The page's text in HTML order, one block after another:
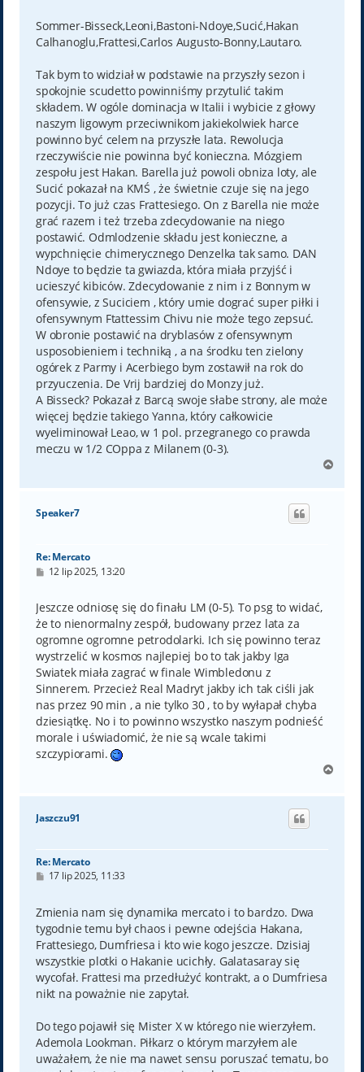
t
Sommer-Bisseck,Leoni,Bastoni-Ndoye,Sucić,Hakan
Calhanoglu,Frattesi,Carlos Augusto-Bonny,Lautaro.
Tak bym to widział w podstawie na przyszły sezon i
spokojnie scudetto powinniśmy przytulić takim
składem. W ogóle dominacja w Italii i wybicie z głowy
naszym ligowym przeciwnikom jakiekolwiek harce
powinno być celem na przyszłe lata. Rewolucja
rzeczywiście nie powinna być konieczna. Mózgiem
zespołu jest Hakan. Barella już powoli obniza loty, ale
Sucić pokazał na KMŚ , że świetnie czuje się na jego
pozycji. To już czas Frattesiego. On z Barella nie może
grać razem i też trzeba zdecydowanie na niego
postawić. Odmlodzenie składu jest konieczne, a
wypchnięcie chimerycznego Denzelka tak samo. DAN
Ndoye to będzie ta gwiazda, która miała przyjść i
ucieszyć kibiców. Zdecydowanie z nim i z Bonnym w
ofensywie, z Suciciem , który umie dograć super piłki i
ofensywnym Ftattessim Chivu nie może tego zepsuć.
W obronie postawić na dryblasów z ofensywnym
usposobieniem i techniką , a na środku ten zielony
ogórek z Parmy i Acerbiego bym zostawił na rok do
przyuczenia. De Vrij bardziej do Monzy już.
A Bisseck? Pokazał z Barcą swoje słabe strony, ale może
więcej będzie takiego Yanna, który całkowicie
wyeliminował Leao, w 1 pol. przegranego co prawda
meczu w 1/2 COppa z Milanem (0-3).
g
Speaker7
Re: Mercato
P
t
12 lip 2025, 13:20
Jeszcze odniosę się do finału LM (0-5). To psg to widać,
że to nienormalny zespół, budowany przez lata za
ogromne ogromne petrodolarki. Ich się powinno teraz
wystrzelić w kosmos najlepiej bo to tak jakby Iga
Swiatek miała zagrać w finale Wimbledonu z
Sinnerem. Przecież Real Madryt jakby ich tak ciśli jak
nas przez 90 min , a nie tylko 30 , to by wyłapał chyba
dziesiątkę. No i to powinno wszystko naszym podnieść
morale i uświadomić, że nie są wcale takimi
szczypiorami.
g
Jaszczu91
Re: Mercato
P
t
17 lip 2025, 11:33
Zmienia nam się dynamika mercato i to bardzo. Dwa
tygodnie temu był chaos i pewne odejścia Hakana,
Frattesiego, Dumfriesa i kto wie kogo jeszcze. Dzisiaj
wszystkie plotki o Hakanie ucichły. Galatasaray się
wycofał. Frattesi ma przedłużyć kontrakt, a o Dumfriesa
nikt na poważnie nie zapytał.
Do tego pojawił się Mister X w którego nie wierzyłem.
Ademola Lookman. Piłkarz o którym marzyłem ale
uważałem, że nie ma nawet sensu poruszać tematu, bo